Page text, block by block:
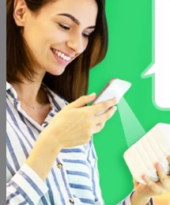
Otros productos de
molde y otras